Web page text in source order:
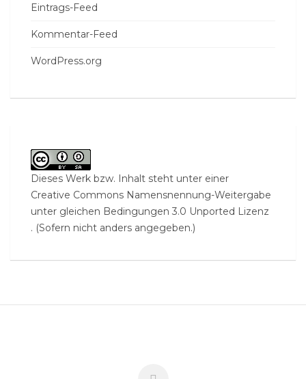
Eintrags-Feed
Kommentar-Feed
WordPress.org
Dieses Werk bzw. Inhalt steht unter einer
Creative Commons Namensnennung-Weitergabe
unter gleichen Bedingungen 3.0 Unported Lizenz
. (Sofern nicht anders angegeben.)